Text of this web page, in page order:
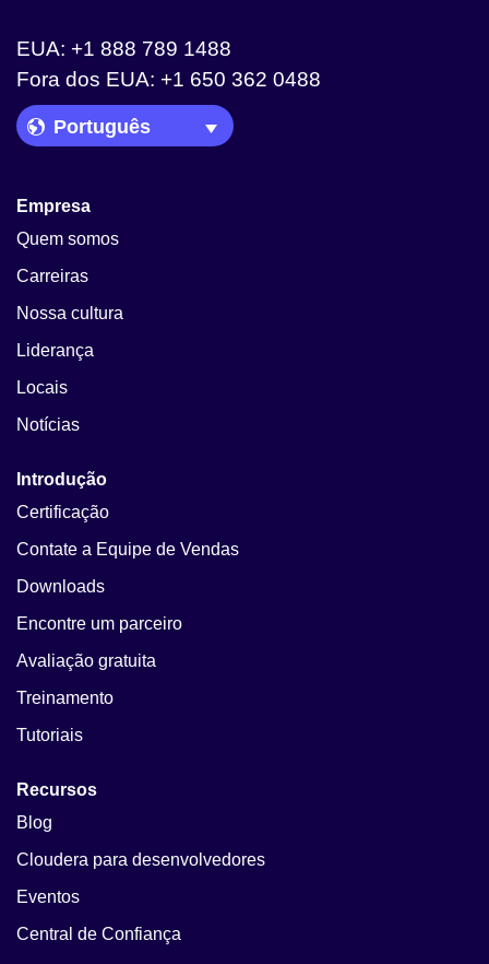
EUA: +1 888 789 1488
Fora dos EUA: +1 650 362 0488
Language Picker
Empresa
Quem somos
Carreiras
Nossa cultura
Liderança
Locais
Notícias
Introdução
Certificação
Contate a Equipe de Vendas
Downloads
Encontre um parceiro
Avaliação gratuita
Treinamento
Tutoriais
Recursos
Blog
Cloudera para desenvolvedores
Eventos
Central de Confiança